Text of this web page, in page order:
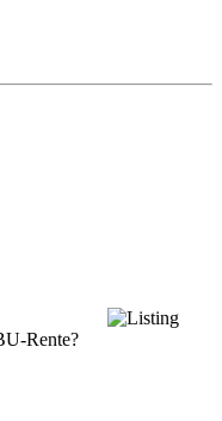
Rente?